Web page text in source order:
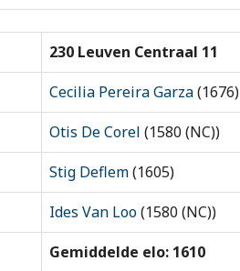
230 Leuven Centraal 11
Cecilia Pereira Garza(1676)
Otis De Corel (1580 (NC))
Stig Deflem(1605)
Ides Van Loo(1580 (NC))
Gemiddelde elo: 1610